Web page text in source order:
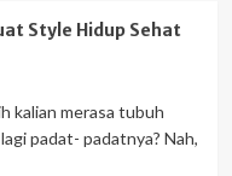
Style Hidup Sehat
kalian merasa tubuh
padat- padatnya? Nah,